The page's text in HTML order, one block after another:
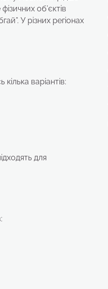
об’єктів
У різних регіонах
варіантів:
для